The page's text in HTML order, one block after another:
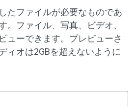
たファイルが必要なものであ
。ファイル、写真、ビデオ、
ューできます。プレビューさ
ィオは2GBを超えないように